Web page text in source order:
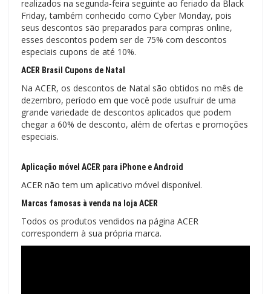
realizados na segunda-feira seguinte ao feriado da Black
Friday, também conhecido como Cyber ​​Monday, pois
seus descontos são preparados para compras online,
esses descontos podem ser de 75% com descontos
especiais cupons de até 10%.
ACER Brasil Cupons de Natal
Na ACER, os descontos de Natal são obtidos no mês de
dezembro, período em que você pode usufruir de uma
grande variedade de descontos aplicados que podem
chegar a 60% de desconto, além de ofertas e promoções
especiais.
Aplicação móvel ACER para iPhone e Android
ACER não tem um aplicativo móvel disponível.
Marcas famosas à venda na loja ACER
Todos os produtos vendidos na página ACER
correspondem à sua própria marca.